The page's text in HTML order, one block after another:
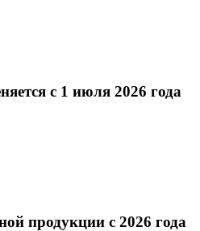
с 1 июля 2026 года
продукции с 2026 года